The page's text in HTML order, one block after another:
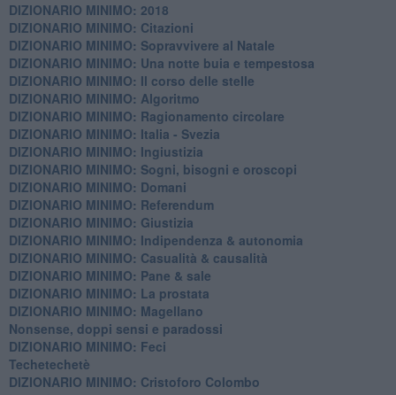
DIZIONARIO MINIMO: 2018
DIZIONARIO MINIMO: Citazioni
DIZIONARIO MINIMO: ​Sopravvivere al Natale
DIZIONARIO MINIMO: ​Una notte buia e tempestosa
DIZIONARIO MINIMO: Il corso delle stelle
DIZIONARIO MINIMO: Algoritmo
DIZIONARIO MINIMO: Ragionamento circolare
DIZIONARIO MINIMO: Italia - Svezia
DIZIONARIO MINIMO: ​Ingiustizia
DIZIONARIO MINIMO: ​Sogni, bisogni e oroscopi
DIZIONARIO MINIMO: Domani
DIZIONARIO MINIMO: Referendum
DIZIONARIO MINIMO: Giustizia
DIZIONARIO MINIMO: ​Indipendenza & autonomia
DIZIONARIO MINIMO: ​Casualità & causalità
​DIZIONARIO MINIMO: Pane & sale
DIZIONARIO MINIMO: La prostata
​DIZIONARIO MINIMO: Magellano
Nonsense, doppi sensi e paradossi
DIZIONARIO MINIMO: Feci
Techetechetè
DIZIONARIO MINIMO: Cristoforo Colombo